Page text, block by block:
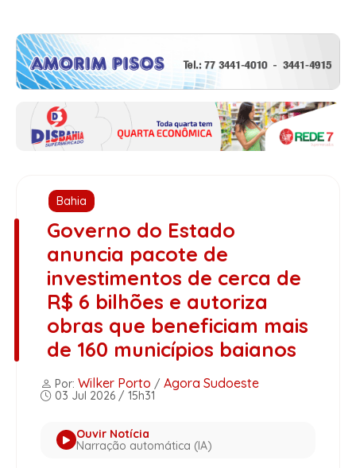
Bahia
Governo do Estado
anuncia pacote de
investimentos de cerca de
R$ 6 bilhões e autoriza
obras que beneficiam mais
de 160 municípios baianos
Por: Wilker Porto / Agora Sudoeste
03 Jul 2026 / 15h31
Ouvir Notícia
Narração automática (IA)